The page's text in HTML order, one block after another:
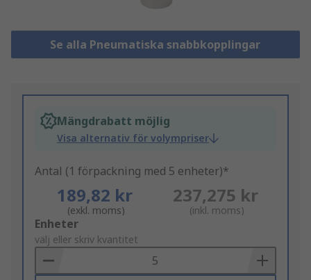
Se alla Pneumatiska snabbkopplingar
Mängdrabatt möjlig
Visa alternativ för volympriser
Antal (1 förpackning med 5 enheter)*
189,82 kr
(exkl. moms)
237,275 kr
(inkl. moms)
Add
to
Basket
Enheter
välj eller skriv kvantitet